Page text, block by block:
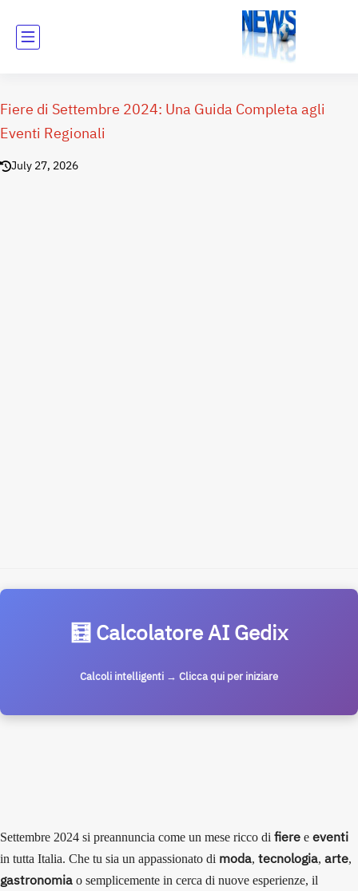
Fiere di Settembre 2024: Una Guida Completa agli
Eventi Regionali
July 27, 2026
🧮 Calcolatore AI Gedix
Calcoli intelligenti → Clicca qui per iniziare
Settembre 2024 si preannuncia come un mese ricco di fiere e eventi
in tutta Italia. Che tu sia un appassionato di moda, tecnologia, arte,
gastronomia o semplicemente in cerca di nuove esperienze, il